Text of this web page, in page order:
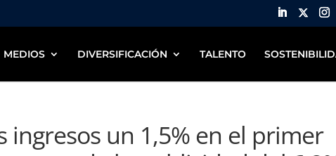
MEDIOS DIVERSIFICACIÓN TALENTO
ingresos un 1,5% en el primer